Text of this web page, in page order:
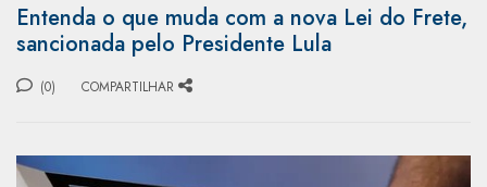
Entenda o que muda com a nova Lei do Frete,
sancionada pelo Presidente Lula
(0) COMPARTILHAR